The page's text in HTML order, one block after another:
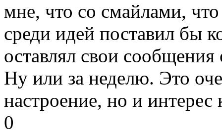
мне, что со смайлами,
среди идей поставил бы
оставлял свои
Ну или за неделю. Это
настроение, но и интерес
0